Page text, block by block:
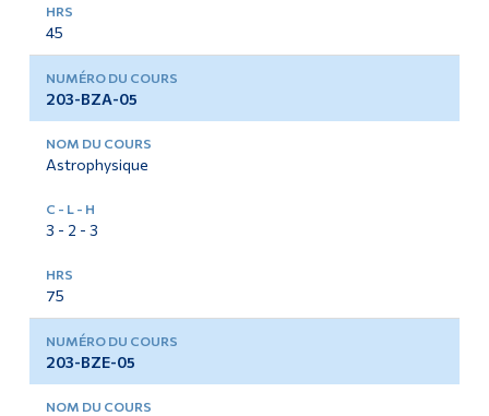
45
203-BZA-05
Astrophysique
3 - 2 - 3
75
203-BZE-05